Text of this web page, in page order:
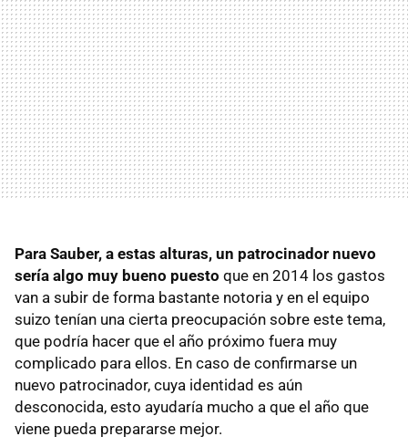
Para Sauber, a estas alturas, un patrocinador nuevo
sería algo muy bueno puesto que en 2014 los gastos
van a subir de forma bastante notoria y en el equipo
suizo tenían una cierta preocupación sobre este tema,
que podría hacer que el año próximo fuera muy
complicado para ellos. En caso de confirmarse un
nuevo patrocinador, cuya identidad es aún
desconocida, esto ayudaría mucho a que el año que
viene pueda prepararse mejor.